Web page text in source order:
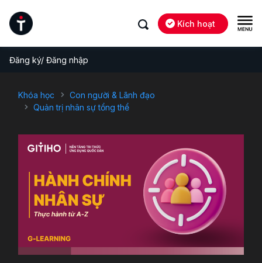
Kích hoạt
Đăng ký/ Đăng nhập
Khóa học
Con người & Lãnh đạo
Quản trị nhân sự tổng thể